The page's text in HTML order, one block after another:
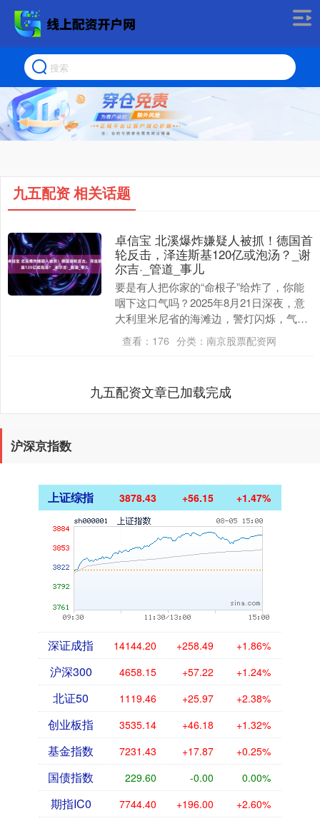
九五配资 相关话题
卓信宝 北溪爆炸嫌疑人被抓！德国首
轮反击，泽连斯基120亿或泡汤？_谢
尔吉·_管道_事儿
要是有人把你家的“命根子”给炸了，你能
咽下这口气吗？2025年8月21日深夜，意
大利里米尼省的海滩边，警灯闪烁，气氛
紧张得像电影大片。一个49岁的乌克兰男
人谢尔....
查看： 176 分类： 南京股票配资网
九五配资文章已加载完成
沪深京指数
上证综指 3878.43 +56.15 +1.47%
深证成指 14144.20 +258.49 +1.86%
沪深300 4658.15 +57.22 +1.24%
北证50 1119.46 +25.97 +2.38%
创业板指 3535.14 +46.18 +1.32%
基金指数 7231.43 +17.87 +0.25%
国债指数 229.60 -0.00 0.00%
期指IC0 7744.40 +196.00 +2.60%